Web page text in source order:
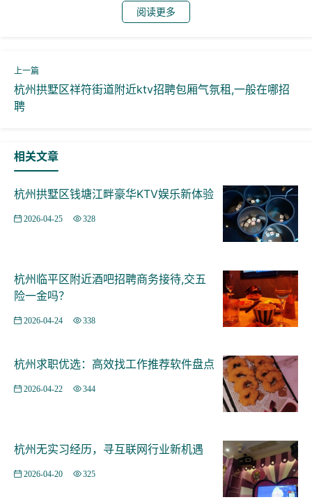
民共和国劳动法》及《未成年人保护法》，**16周岁以上
国家规定的第四级体力劳动强度等岗位**。在杭州，企业
若雇佣16岁员工，需提供健康检查、登记备案，并避免安
排夜班或高强度工作。 **案例**：2023年，杭州某奶茶
补办手续。这一案例提醒：合法合规是求职的第一原则。
### **二、杭州适合16岁的工作类型：技能与兴趣结合**
1. **服务业基础岗位** - **餐饮/零售店员**：奶茶店、便
利店、快餐店等通常接受兼职，工作灵活，适合积累社交
经验。 - **电商客服**：杭州作为电商之都，许多网店需
**技能型兼职** - **家教助理**：若你擅长某学科，可协
助家教老师批改作业或辅导低年级学生。 - **新媒体运营
助理**：部分小型工作室需要帮忙整理素材、发布内容，
适合对短视频感兴趣者。 3. **实习与学徒机会** - **设
动联系并展示作品集。 - **手工艺学徒**：如陶艺、茶艺
工作室，适合喜欢传统文化的年轻人。 **案例**：16岁的
小李通过某招聘平台找到西湖区一家书店的兼职，负责整
避开了高强度劳动。 ### **三、求职渠道与技巧：如何高
效找到工作** 1. **线上平台**：使用“兼职猫”“BOSS直聘”
等APP，筛选“未成年可做”岗位，注意核实企业资质。 2.
阅读更多
杭州拱墅区祥符街道附近ktv招聘包厢气氛租,一般在哪招
聘
相关文章
杭州拱墅区钱塘江畔豪华KTV娱乐新体验
2026-04-25 328
杭州临平区附近酒吧招聘商务接待,交五
险一金吗？
2026-04-24 338
杭州求职优选：高效找工作推荐软件盘点
2026-04-22 344
杭州无实习经历，寻互联网行业新机遇
2026-04-20 325